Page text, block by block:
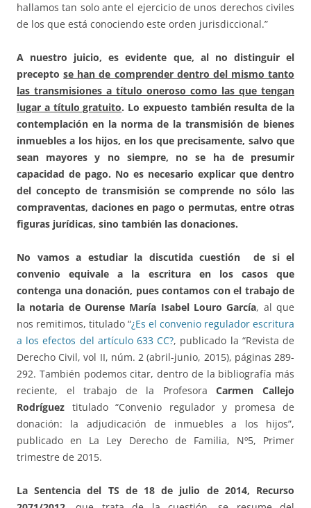
hallamos tan solo ante el ejercicio de unos derechos civiles
de los que está conociendo este orden jurisdiccional.”
A nuestro juicio, es evidente que, al no distinguir el
preceptose han de comprender dentro del mismo tanto
las transmisiones a título oneroso como las que tengan
lugar a título gratuito. Lo expuesto también resulta de la
contemplación en la norma de la transmisión de bienes
inmuebles a los hijos, en los que precisamente, salvo que
sean mayores y no siempre, no se ha de presumir
capacidad de pago. No es necesario explicar que dentro
del concepto de transmisión se comprende no sólo las
compraventas, daciones en pago o permutas, entre otras
figuras jurídicas, sino también las donaciones.
No vamos a estudiar la discutida cuestión de si el
convenio equivale a la escritura en los casos que
contenga una donación, pues contamos con el trabajo de
la notaria de Ourense María Isabel Louro García, al que
nos remitimos, titulado “¿Es el convenio regulador escritura
a los efectos del artículo 633 CC?, publicado la “Revista de
Derecho Civil, vol II, núm. 2 (abril-junio, 2015), páginas 289-
292. También podemos citar, dentro de la bibliografía más
reciente, el trabajo de la ProfesoraCarmen Callejo
Rodríguez titulado “Convenio regulador y promesa de
donación: la adjudicación de inmuebles a los hijos”,
publicado en La Ley Derecho de Familia, Nº5, Primer
trimestre de 2015.
La Sentencia del TS de 18 de julio de 2014, Recurso